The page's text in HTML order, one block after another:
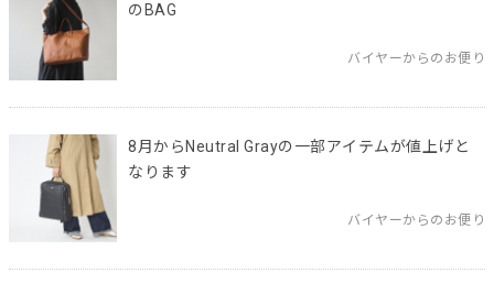
のBAG
バイヤーからのお便り
8月からNeutral Grayの一部アイテムが値上げと
なります
バイヤーからのお便り